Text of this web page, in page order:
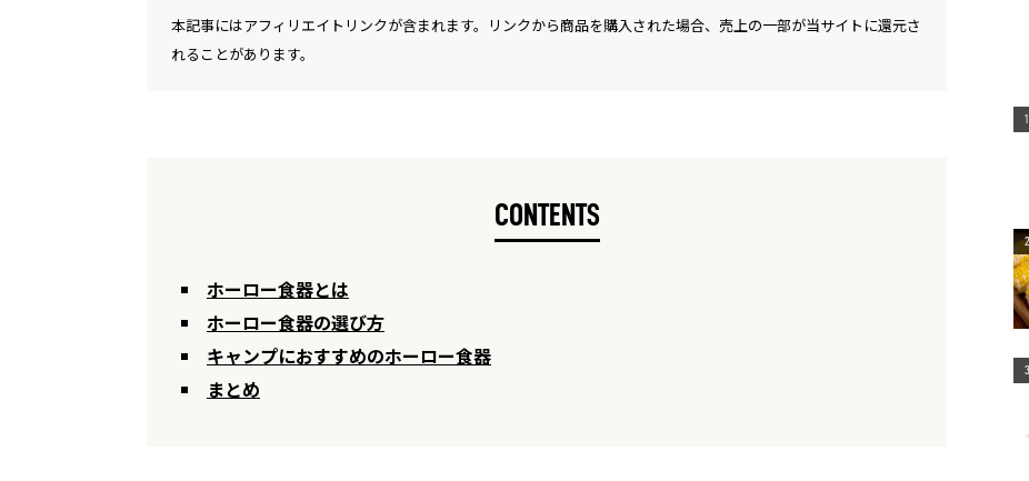
本記事にはアフィリエイトリンクが含まれます。リンクから商品を購入された場合、売上の一部が当サイトに還元さ
れることがあります。
CONTENTS
ホーロー食器とは
ホーロー食器の選び方
キャンプにおすすめのホーロー食器
まとめ
1
2
3